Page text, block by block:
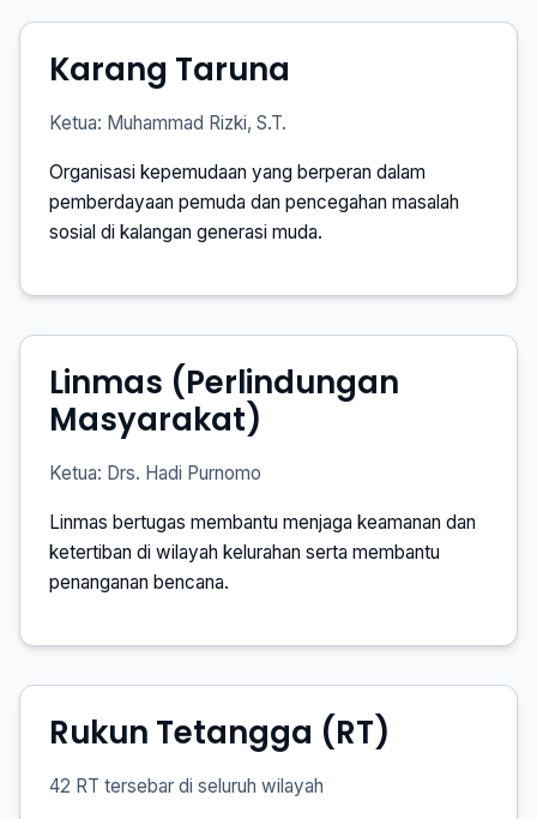
Karang Taruna
Ketua: Muhammad Rizki, S.T.
Organisasi kepemudaan yang berperan dalam
pemberdayaan pemuda dan pencegahan masalah
sosial di kalangan generasi muda.
Linmas (Perlindungan
Masyarakat)
Ketua: Drs. Hadi Purnomo
Linmas bertugas membantu menjaga keamanan dan
ketertiban di wilayah kelurahan serta membantu
penanganan bencana.
Rukun Tetangga (RT)
42 RT tersebar di seluruh wilayah